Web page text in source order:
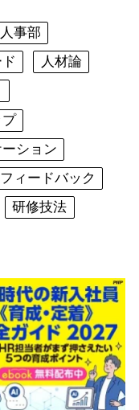
人事部
人材論
プ
ション
フィードバック
研修技法